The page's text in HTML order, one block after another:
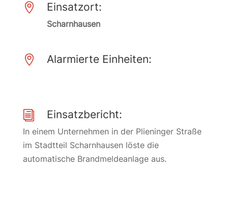
 Einsatzort:
Scharnhausen
 Alarmierte Einheiten:
i Einsatzbericht:
In einem Unternehmen in der Plieninger Straße
im Stadtteil Scharnhausen löste die
automatische Brandmeldeanlage aus.